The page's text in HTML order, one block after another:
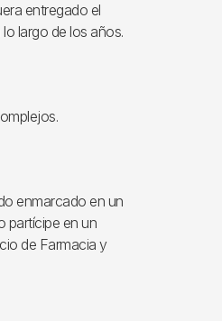
entregado el
largo de los años.
enmarcado en un
partícipe en un
de Farmacia y